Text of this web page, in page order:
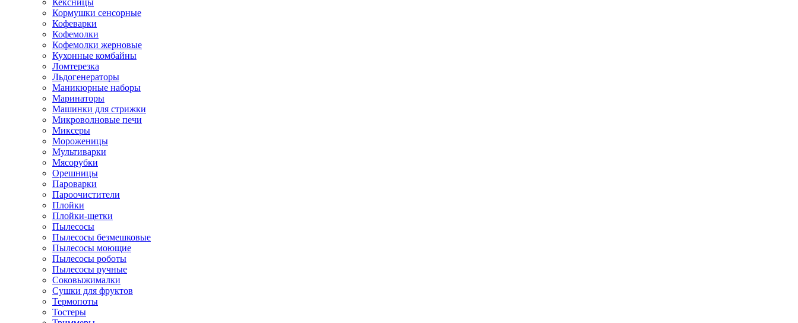
Кексницы
Кормушки сенсорные
Кофеварки
Кофемолки
Кофемолки жерновые
Кухонные комбайны
Ломтерезка
Льдогенераторы
Маникюрные наборы
Маринаторы
Машинки для стрижки
Микроволновые печи
Миксеры
Мороженицы
Мультиварки
Мясорубки
Орешницы
Пароварки
Пароочистители
Плойки
Плойки-щетки
Пылесосы
Пылесосы безмешковые
Пылесосы моющие
Пылесосы роботы
Пылесосы ручные
Соковыжималки
Сушки для фруктов
Термопоты
Тостеры